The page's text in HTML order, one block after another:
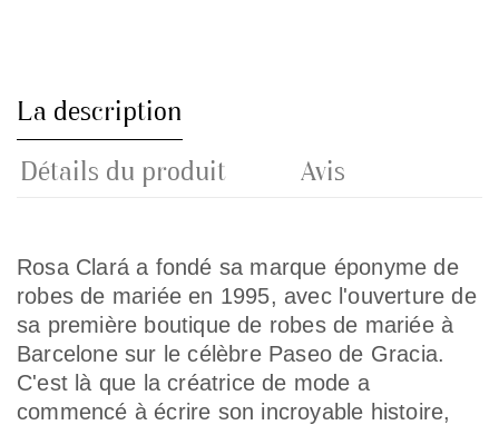
La description
Détails du produit
Avis
Rosa Clará a fondé sa marque éponyme de
robes de mariéeen 1995, avec l'ouverture de
sa première boutique de robes de mariée à
Barcelone sur le célèbre Paseo de Gracia.
C'est là que la créatrice de mode a
commencé à écrire son incroyable histoire,